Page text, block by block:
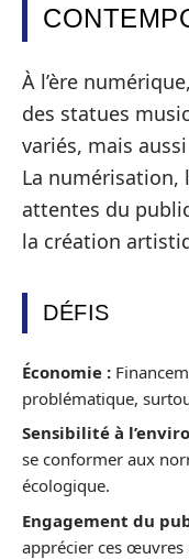
À l’ère
des statues
variés, mais
La numérisation,
attentes du
la création
DÉFIS
Économie :
problématique,
Sensibilité à
se conformer aux
écologique.
Engagement du
apprécier ces œuvres